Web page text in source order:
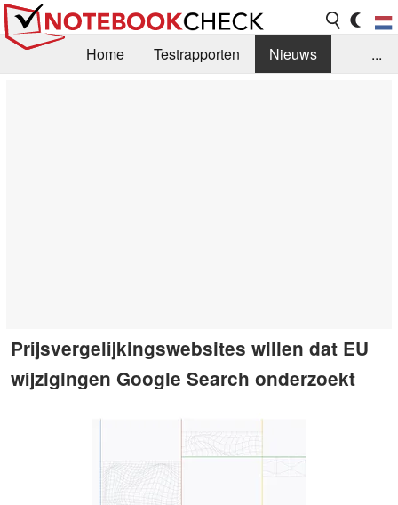
Home Testrapporten
Nieuws
...
Prijsvergelijkingswebsites willen dat EU
wijzigingen Google Search onderzoekt